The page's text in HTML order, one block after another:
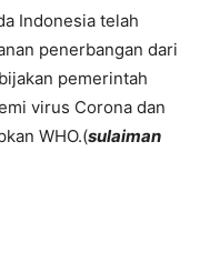
Indonesia telah
penerbangan dari
pemerintah
virus Corona dan
WHO.(sulaiman